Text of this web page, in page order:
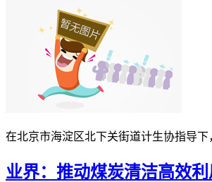
在北京市海淀区北下关街道计生协指导
业界：推动煤炭清洁高效